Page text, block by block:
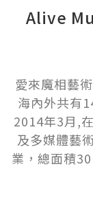
Alive
愛來魔相藝
海內外共有
2014年3月,
及多媒體藝
業，總面積